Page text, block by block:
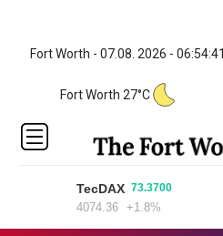
Fort Worth - 07.08. 2026 - 06:54:41
Fort Worth 27°C
TecDAX 73.3700
4074.36 +1.8%